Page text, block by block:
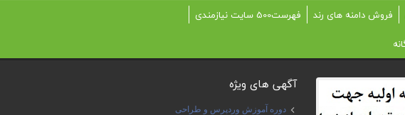
فروش دامنه های رند
فهرست500 سایت نیازمندی
آگهی های ویژه
دوره آموزش وردپرس و طراحی